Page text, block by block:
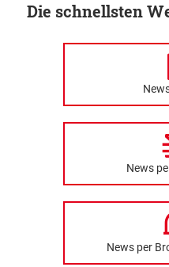
Die schnellsten
News
News per